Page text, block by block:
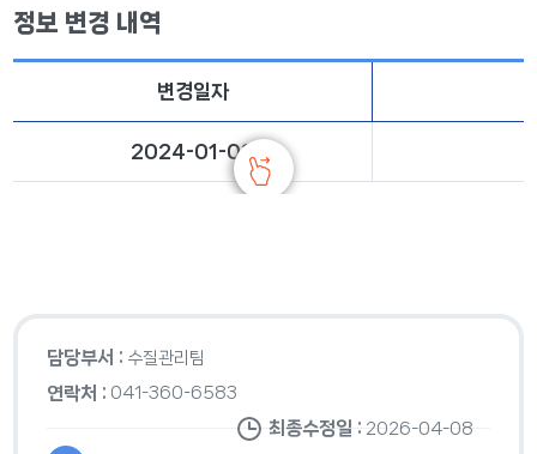
정보 변경 내역
변경일자
2024-01-08
담당부서 : 수질관리팀
연락처 : 041-360-6583
최종수정일 : 2026-04-08